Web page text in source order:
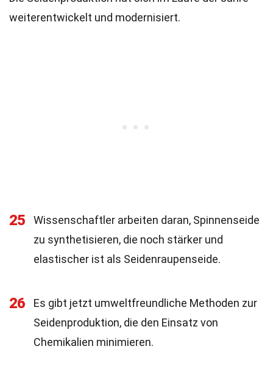
weiterentwickelt und modernisiert.
25
Wissenschaftler arbeiten daran, Spinnenseide
zu synthetisieren, die noch stärker und
elastischer ist als Seidenraupenseide.
26
Es gibt jetzt umweltfreundliche Methoden zur
Seidenproduktion, die den Einsatz von
Chemikalien minimieren.